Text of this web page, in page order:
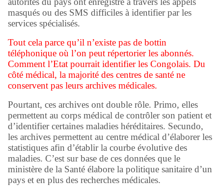
masqués ou des SMS difficiles à identifier par les
services spécialisés.
Tout cela parce qu’il n’existe pas de bottin
téléphonique où l’on peut répertorier les abonnés.
Comment l’Etat pourrait identifier les Congolais. Du
côté médical, la majorité des centres de santé ne
conservent pas leurs archives médicales.
Pourtant, ces archives ont double rôle. Primo, elles
permettent au corps médical de contrôler son patient et
d’identifier certaines maladies héréditaires. Secundo,
les archives permettent au centre médical d’élaborer les
statistiques afin d’établir la courbe évolutive des
maladies. C’est sur base de ces données que le
ministère de la Santé élabore la politique sanitaire d’un
pays et en plus des recherches médicales.